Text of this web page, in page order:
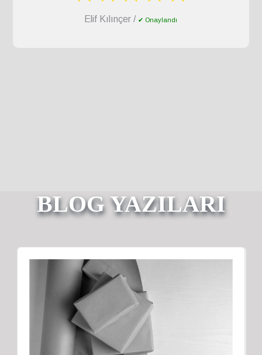
Elif Kılınçer / ✔ Onaylandı
BLOG YAZILARI